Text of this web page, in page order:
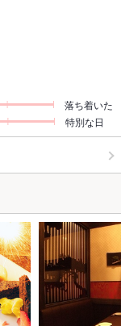
落ち着いた
特別な日